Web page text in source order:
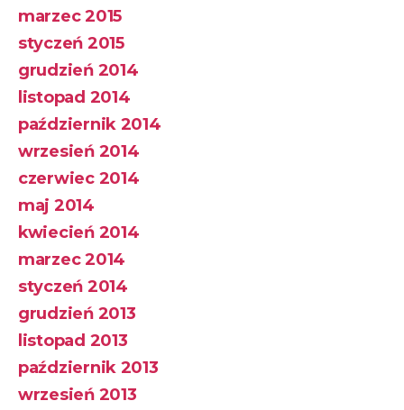
marzec 2015
styczeń 2015
grudzień 2014
listopad 2014
październik 2014
wrzesień 2014
czerwiec 2014
maj 2014
kwiecień 2014
marzec 2014
styczeń 2014
grudzień 2013
listopad 2013
październik 2013
wrzesień 2013